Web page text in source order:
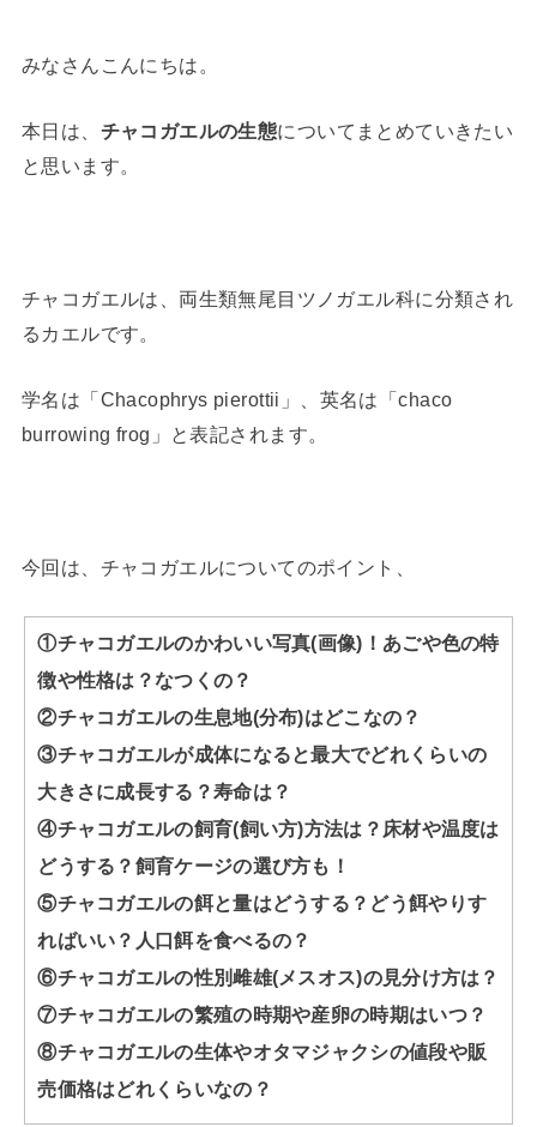
みなさんこんにちは。
本日は、 チャコガエルの生態についてまとめていきたい
と思います。
チャコガエルは、両生類無尾目ツノガエル科に分類され
るカエルです。
学名は「Chacophrys pierottii」、英名は「chaco
burrowing frog」と表記されます。
今回は、チャコガエルについてのポイント、
①チャコガエルのかわいい写真(画像)！あごや色の特
徴や性格は？なつくの？
②チャコガエルの生息地(分布)はどこなの？
③チャコガエルが成体になると最大でどれくらいの
大きさに成長する？寿命は？
④チャコガエルの飼育(飼い方)方法は？床材や温度は
どうする？飼育ケージの選び方も！
⑤チャコガエルの餌と量はどうする？どう餌やりす
ればいい？人口餌を食べるの？
⑥チャコガエルの性別雌雄(メスオス)の見分け方は？
⑦チャコガエルの繁殖の時期や産卵の時期はいつ？
⑧チャコガエルの生体やオタマジャクシの値段や販
売価格はどれくらいなの？